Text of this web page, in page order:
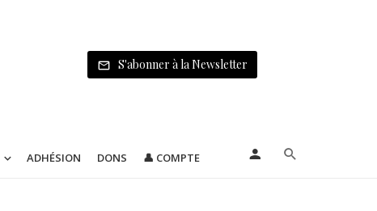
S'abonner à la Newsletter
ADHÉSION DONS 👤 COMPTE